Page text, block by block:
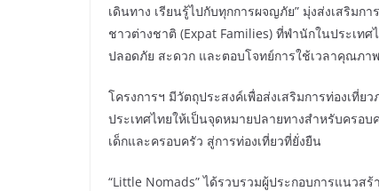
เดินทาง เรียนรู้ไปกับทุกการผจญภัย” มุ่งส่งเสริม
ชาวต่างชาติ (Expat Families) ที่พำนักในประเทศ
ปลอดภัย สะดวก และตอบโจทย์การใช้เวลาคุณภา
โครงการฯ มีวัตถุประสงค์เพื่อส่งเสริมการท่องเที่
ประเทศไทยให้เป็นจุดหมายปลายทางสำหรับคร
เด็กและครอบครัว สู่การท่องเที่ยวที่ยั่งยืน
“Little Nomads” ได้รวบรวมผู้ประกอบการแนวสร้